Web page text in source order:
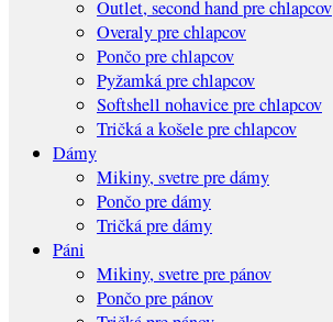
Outlet, second hand pre chlapcov
Overaly pre chlapcov
Pončo pre chlapcov
Pyžamká pre chlapcov
Softshell nohavice pre chlapcov
Tričká a košele pre chlapcov
Dámy
Mikiny, svetre pre dámy
Pončo pre dámy
Tričká pre dámy
Páni
Mikiny, svetre pre pánov
Pončo pre pánov